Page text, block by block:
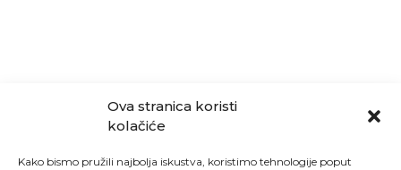
Ova stranica koristi
kolačiće
Kako bismo pružili najbolja iskustva, koristimo tehnologije poput